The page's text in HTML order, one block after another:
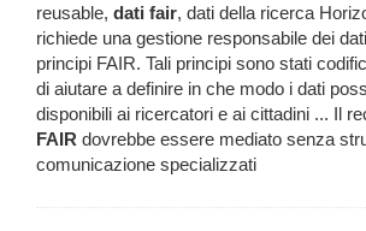
reusable, dati fair, dati della ricerca
richiede una gestione responsabile dei
principi FAIR. Tali principi sono stati
di aiutare a definire in che modo i dati
disponibili ai ricercatori e ai cittadini ... Il
FAIR dovrebbe essere mediato senza
comunicazione specializzati